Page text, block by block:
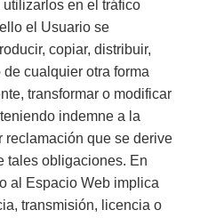
en el tráfico
el Usuario se
copiar, distribuir,
cualquier otra forma
transformar o modificar
indemne a la
reclamación que se derive
tales obligaciones. En
al Espacio Web implica
transmisión, licencia o